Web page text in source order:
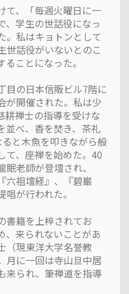
て、「毎週火曜日に一
、学生の世話役になっ
。私はキョトンとして
世話役がいないとのこ
ことになった。
目の日本信販ビル7階に
が開催された。私は少
耕禅士の指導を受けな
並べ、香を焚き、茶礼
と木魚を叩きながら般
て、座禅を始めた。40
老師が登壇され、
六祖壇経』、『碧巌
が行われた。
書籍を上梓されてお
、来られないことがあ
（現東洋大学名誉教
月に一回は寺山旦中居
来られ、筆禅道を指導